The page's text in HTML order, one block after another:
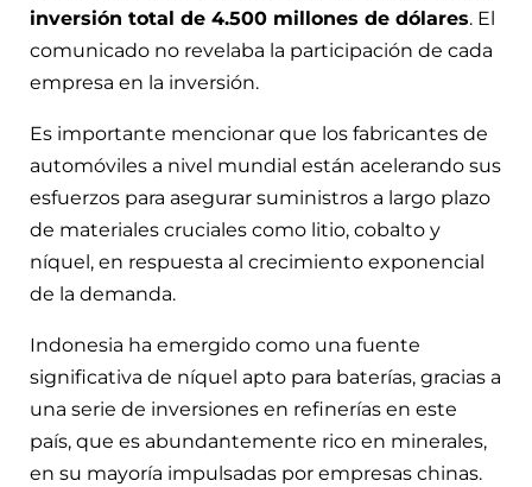
inversión total de 4.500 millones de dólares. El
comunicado no revelaba la participación de cada
empresa en la inversión.
Es importante mencionar que los fabricantes de
automóviles a nivel mundial están acelerando sus
esfuerzos para asegurar suministros a largo plazo
de materiales cruciales como litio, cobalto y
níquel, en respuesta al crecimiento exponencial
de la demanda.
Indonesia ha emergido como una fuente
significativa de níquel apto para baterías, gracias a
una serie de inversiones en refinerías en este
país, que es abundantemente rico en minerales,
en su mayoría impulsadas por empresas chinas.